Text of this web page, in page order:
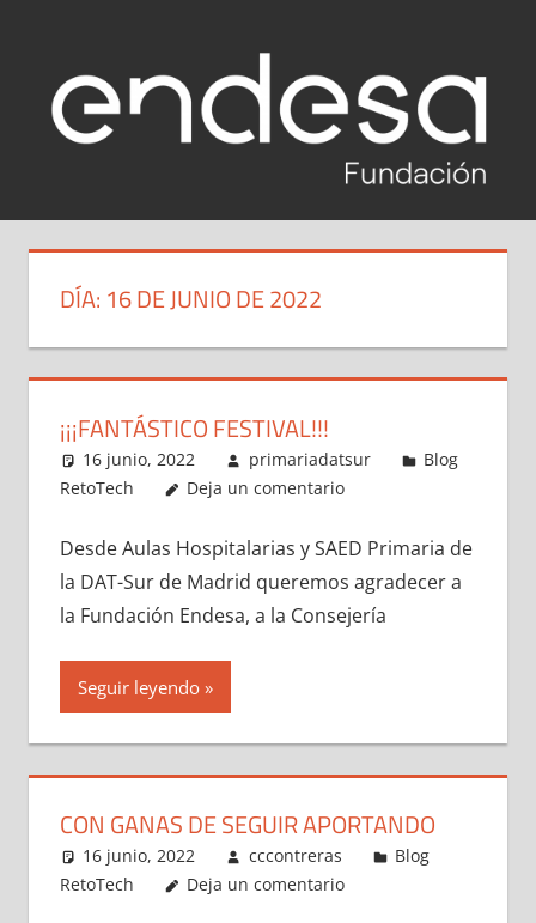
contenido
RETOTECH
2020-
2021
Reto
Tech
Endesa
DÍA: 16 DE JUNIO DE 2022
¡¡¡FANTÁSTICO FESTIVAL!!!
16 junio, 2022 primariadatsur
Blog
RetoTech
Deja un comentario
Desde Aulas Hospitalarias y SAED Primaria de
la DAT-Sur de Madrid queremos agradecer a
la Fundación Endesa, a la Consejería
Seguir leyendo
CON GANAS DE SEGUIR APORTANDO
16 junio, 2022 cccontreras
Blog
RetoTech
Deja un comentario